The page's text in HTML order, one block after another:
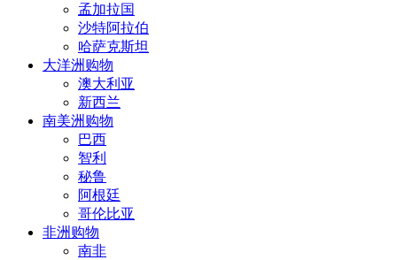
孟加拉国
沙特阿拉伯
哈萨克斯坦
大洋洲购物
澳大利亚
新西兰
南美洲购物
巴西
智利
秘鲁
阿根廷
哥伦比亚
非洲购物
南非